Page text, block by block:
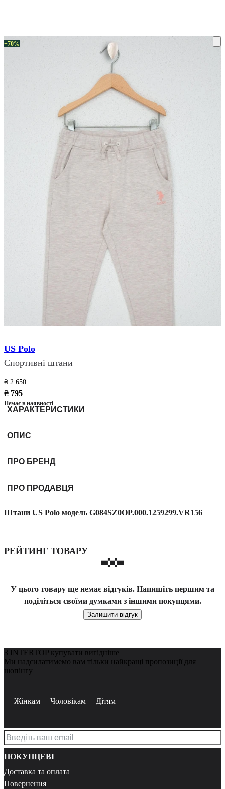
−70%
US Polo
Спортивні штани
₴ 2 650
₴ 795
Немає в наявності
ХАРАКТЕРИСТИКИ
ОПИС
ПРО БРЕНД
ПРО ПРОДАВЦЯ
Штани US Polo модель G084SZ0OP.000.1259299.VR156
РЕЙТИНГ ТОВАРУ
У цього товару ще немає відгуків. Напишіть першим та
поділіться своїми думками з іншими покупцями.
Залишити відгук
З INTERTOP купувати вигідніше
Ми надсилатимемо вам тільки найкращі пропозиції для
шопінгу
Жінкам Чоловікам Дітям
ПОКУПЦЕВІ
Доставка та оплата
Повернення